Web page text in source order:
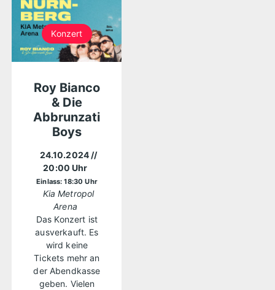
Konzert
Roy Bianco
& Die
Abbrunzati
Boys
24.10.2024 //
20:00 Uhr
Einlass: 18:30 Uhr
Kia Metropol
Arena
Das Konzert ist
ausverkauft. Es
wird keine
Tickets mehr an
der Abendkasse
geben. Vielen